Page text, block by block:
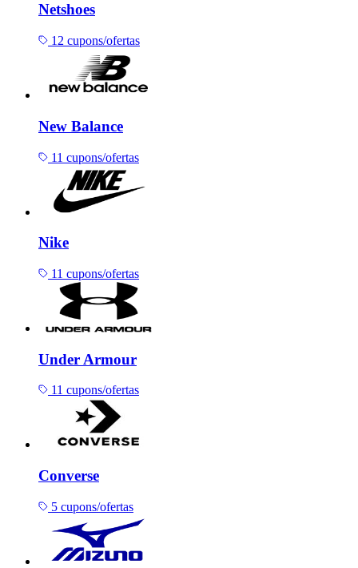
Netshoes
12 cupons/ofertas
New Balance
11 cupons/ofertas
Nike
11 cupons/ofertas
Under Armour
11 cupons/ofertas
Converse
5 cupons/ofertas